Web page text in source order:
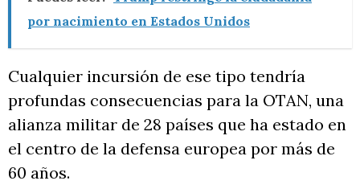
por nacimiento en Estados Unidos
Cualquier incursión de ese tipo tendría
profundas consecuencias para la OTAN, una
alianza militar de 28 países que ha estado en
el centro de la defensa europea por más de
60 años.